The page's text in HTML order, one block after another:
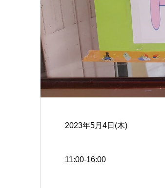
2023年5月4日(木)
11:00-16:00